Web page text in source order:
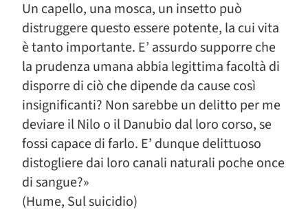
Un capello, una mosca, un insetto può
distruggere questo essere potente, la cui vita
è tanto importante. E’ assurdo supporre che
la prudenza umana abbia legittima facoltà di
disporre di ciò che dipende da cause così
insignificanti? Non sarebbe un delitto per me
deviare il Nilo o il Danubio dal loro corso, se
fossi capace di farlo. E’ dunque delittuoso
distogliere dai loro canali naturali poche once
di sangue?»
(Hume, Sul suicidio)